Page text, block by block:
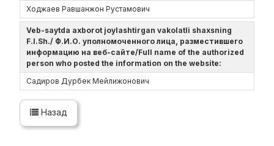
Ходжаев Равшанжон Рустамович
Veb-saytda axborot joylashtirgan vakolatli shaxsning
F.I.Sh./ Ф.И.О. уполномоченного лица, разместившего
информацию на веб-сайте/Full name of the authorized
person who posted the information on the website:
Садиров Дурбек Мейлижонович
Назад